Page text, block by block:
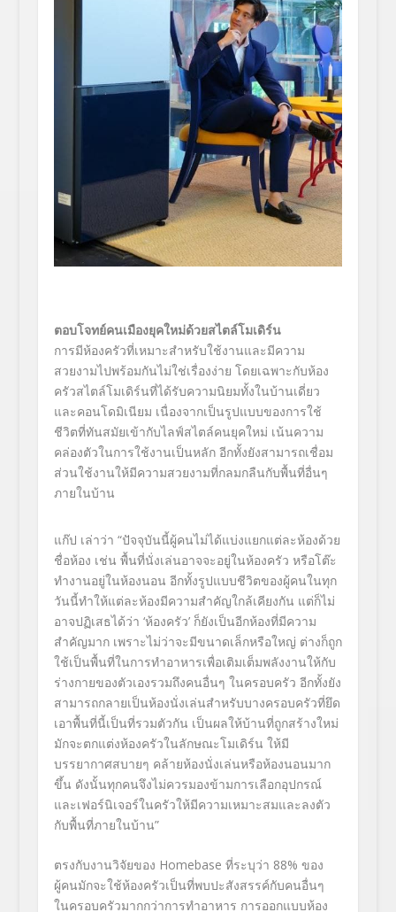
ตอบโจทย์คนเมืองยุคใหม่ด้วยสไตล์โมเดิร์น
การมีห้องครัวที่เหมาะสำหรับใช้งานและมีความ
สวยงามไปพร้อมกันไม่ใช่เรื่องง่าย โดยเฉพาะกับห้อง
ครัวสไตล์โมเดิร์นที่ได้รับความนิยมทั้งในบ้านเดี่ยว
และคอนโดมิเนียม เนื่องจากเป็นรูปแบบของการใช้
ชีวิตที่ทันสมัยเข้ากับไลฟ์สไตล์คนยุคใหม่ เน้นความ
คล่องตัวในการใช้งานเป็นหลัก อีกทั้งยังสามารถเชื่อม
ส่วนใช้งานให้มีความสวยงามที่กลมกลืนกับพื้นที่อื่นๆ
ภายในบ้าน
แก๊ป เล่าว่า “ปัจจุบันนี้ผู้คนไม่ได้แบ่งแยกแต่ละห้องด้วย
ชื่อห้อง เช่น พื้นที่นั่งเล่นอาจจะอยู่ในห้องครัว หรือโต๊ะ
ทำงานอยู่ในห้องนอน อีกทั้งรูปแบบชีวิตของผู้คนในทุก
วันนี้ทำให้แต่ละห้องมีความสำคัญใกล้เคียงกัน แต่ก็ไม่
อาจปฏิเสธได้ว่า ‘ห้องครัว’ ก็ยังเป็นอีกห้องที่มีความ
สำคัญมาก เพราะไม่ว่าจะมีขนาดเล็กหรือใหญ่ ต่างก็ถูก
ใช้เป็นพื้นที่ในการทำอาหารเพื่อเติมเต็มพลังงานให้กับ
ร่างกายของตัวเองรวมถึงคนอื่นๆ ในครอบครัว อีกทั้งยัง
สามารถกลายเป็นห้องนั่งเล่นสำหรับบางครอบครัวที่ยึด
เอาพื้นที่นี้เป็นที่รวมตัวกัน เป็นผลให้บ้านที่ถูกสร้างใหม่
มักจะตกแต่งห้องครัวในลักษณะโมเดิร์น ให้มี
บรรยากาศสบายๆ คล้ายห้องนั่งเล่นหรือห้องนอนมาก
ขึ้น ดังนั้นทุกคนจึงไม่ควรมองข้ามการเลือกอุปกรณ์
และเฟอร์นิเจอร์ในครัวให้มีความเหมาะสมและลงตัว
กับพื้นที่ภายในบ้าน”
ตรงกับงานวิจัยของ Homebase ที่ระบุว่า 88% ของ
ผู้คนมักจะใช้ห้องครัวเป็นที่พบปะสังสรรค์กับคนอื่นๆ
ในครอบครัวมากกว่าการทำอาหาร การออกแบบห้อง